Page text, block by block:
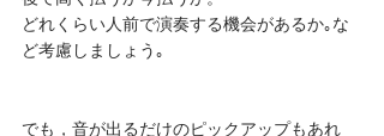
どれくらい人前で演奏する機会があるか｡な
ど考慮しましょう｡
でも，音が出るだけのピックアップもあれ